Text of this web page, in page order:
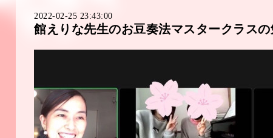
2022-02-25 23:43:00
館えりな先生のお豆奏法マスタークラス